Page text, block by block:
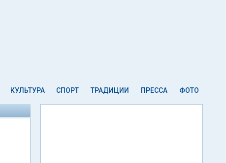
КУЛЬТУРА СПОРТ ТРАДИЦИИ ПРЕССА ФОТО